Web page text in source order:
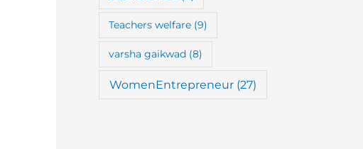
Teachers welfare(9)
varsha gaikwad(8)
WomenEntrepreneur (27)